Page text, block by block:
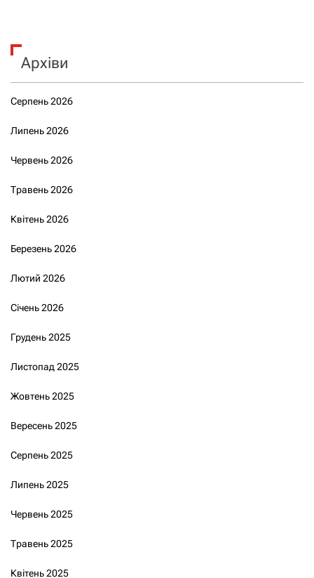
Архіви
Серпень 2026
Липень 2026
Червень 2026
Травень 2026
Квітень 2026
Березень 2026
Лютий 2026
Січень 2026
Грудень 2025
Листопад 2025
Жовтень 2025
Вересень 2025
Серпень 2025
Липень 2025
Червень 2025
Травень 2025
Квітень 2025